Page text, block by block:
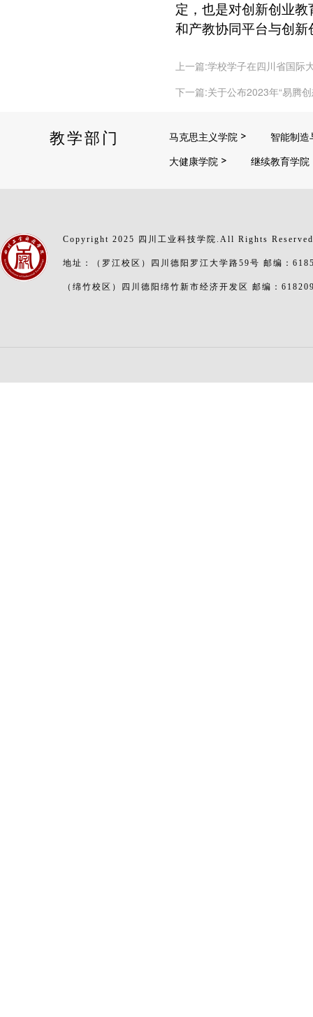
定，也是对创新创业
和产教协同平台与创
上一篇:学校学子在四川省国际
下一篇:关于公布2023年“易腾
教学部门 马克思主义学院
智能制造
大健康学院
继续教育学院
Copyright 2025 四川工业科技学院.All Rights
地址：（罗江校区）四川德阳罗江大学路59号 邮编：
（绵竹校区）四川德阳绵竹新市经济开发区 邮编：